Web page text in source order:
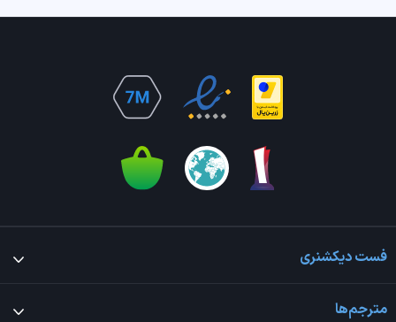
فست دیکشنری
مترجم‌ها